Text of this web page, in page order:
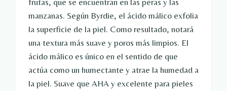
frutas, que se encuentran en las peras y las
manzanas. Según Byrdie, el ácido málico exfolia
la superficie de la piel. Como resultado, notará
una textura más suave y poros más limpios. El
ácido málico es único en el sentido de que
actúa como un humectante y atrae la humedad a
la piel. Suave que AHA y excelente para pieles